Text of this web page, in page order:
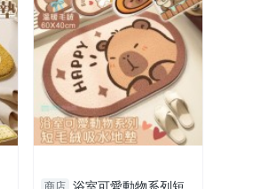
商店 浴室可愛動物系列短